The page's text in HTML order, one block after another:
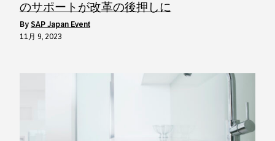
のサポートが改革の後押しに
by SAP Japan Event
11月 9, 2023